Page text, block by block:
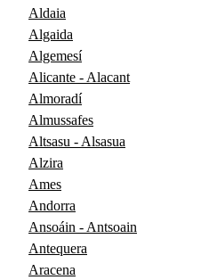
Aldaia
Algaida
Algemesí
Alicante - Alacant
Almoradí
Almussafes
Altsasu - Alsasua
Alzira
Ames
Andorra
Ansoáin - Antsoain
Antequera
Aracena